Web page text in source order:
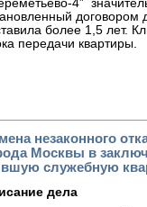
4”
договором
более 1,5 лет.
передачи квартиры.
незаконного
Москвы в
служебную
дела